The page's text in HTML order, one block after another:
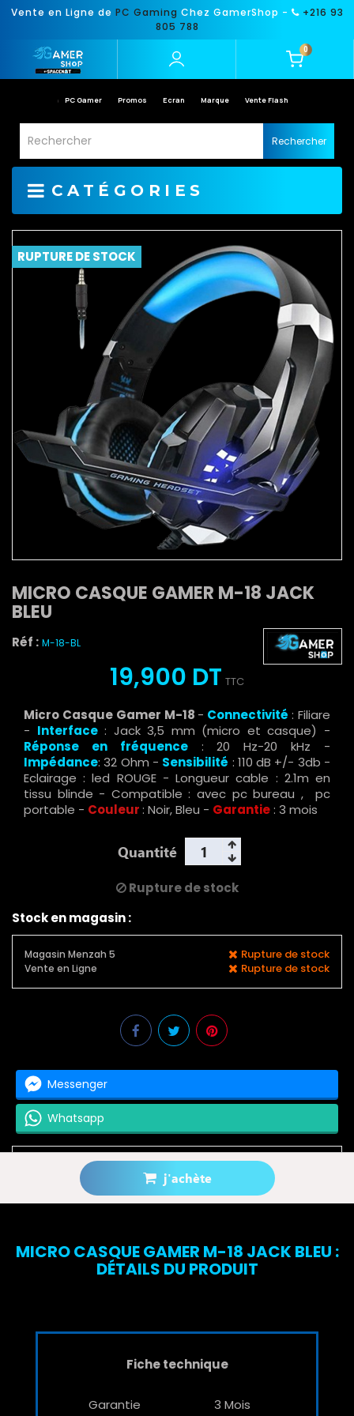
Vente en Ligne de PC Gaming Chez GamerShop -
+216 93
805 788
0
PC Gamer Promos Ecran Marque Vente Flash
Rechercher
CATÉGORIES
RUPTURE DE STOCK
MICRO CASQUE GAMER M-18 JACK
BLEU
Réf : M-18-BL
19,900 DT TTC
Micro Casque Gamer M-18 - Connectivité: Filiare
- Interface: Jack 3,5 mm (micro et casque) -
Réponse en fréquence: 20 Hz-20 kHz -
Impédance: 32 Ohm - Sensibilité : 110 dB +/- 3db -
Eclairage : led ROUGE - Longueur cable : 2.1m en
tissu blinde - Compatible : avec pc bureau , pc
portable - Couleur: Noir, Bleu - Garantie: 3 mois
Quantité
j'achète
Rupture de stock
Stock en magasin :
Magasin Menzah 5 Rupture de stock
Vente en Ligne Rupture de stock
Messenger
Whatsapp
Prévenez-moi lorsque le produit est disponible
MICRO CASQUE GAMER M-18 JACK BLEU :
DÉTAILS DU PRODUIT
Fiche technique
Garantie 3 Mois